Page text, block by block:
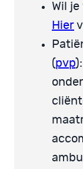
Wil
Hier
(pvp